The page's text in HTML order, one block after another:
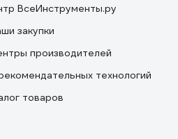
ВсеИнструменты.ру
закупки
производителей
технологий
товаров